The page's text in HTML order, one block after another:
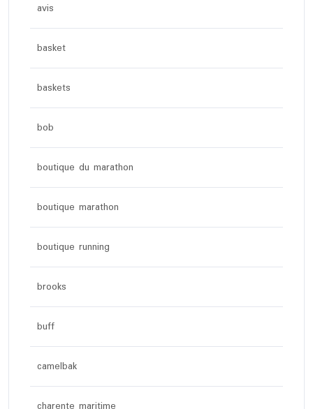
avis
basket
baskets
bob
boutique du marathon
boutique marathon
boutique running
brooks
buff
camelbak